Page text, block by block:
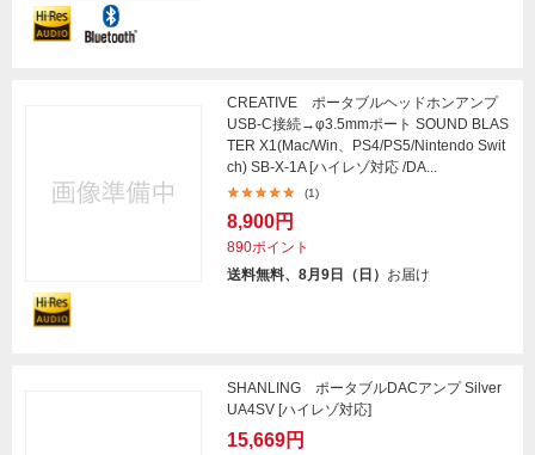
CREATIVE ポータブルヘッドホンアンプ
USB-C接続→φ3.5mmポート SOUND BLAS
TER X1(Mac/Win、PS4/PS5/Nintendo Swit
ch) SB-X-1A [ハイレゾ対応 /DA...
(1)
8,900円
890ポイント
送料無料、8月9日（日） お届け
SHANLING ポータブルDACアンプ Silver
UA4SV [ハイレゾ対応]
15,669円